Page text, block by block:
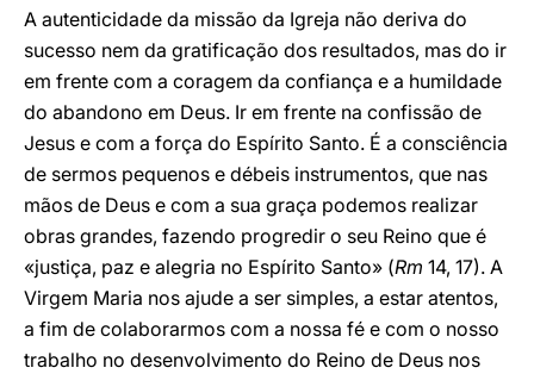
A autenticidade da missão da Igreja não deriva do
sucesso nem da gratificação dos resultados, mas do ir
em frente com a coragem da confiança e a humildade
do abandono em Deus. Ir em frente na confissão de
Jesus e com a força do Espírito Santo. É a consciência
de sermos pequenos e débeis instrumentos, que nas
mãos de Deus e com a sua graça podemos realizar
obras grandes, fazendo progredir o seu Reino que é
«justiça, paz e alegria no Espírito Santo» (Rm 14, 17). A
Virgem Maria nos ajude a ser simples, a estar atentos,
a fim de colaborarmos com a nossa fé e com o nosso
trabalho no desenvolvimento do Reino de Deus nos